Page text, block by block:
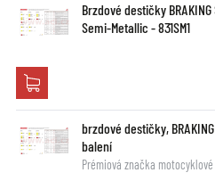
Brzdové destičky
Semi-Metallic - 831SM1
brzdové destičky,
balení
Prémiová značka